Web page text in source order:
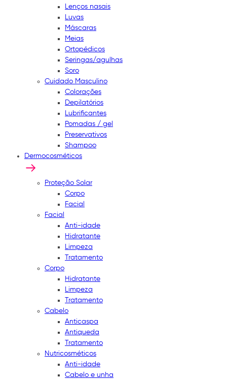
Lenços nasais
Luvas
Máscaras
Meias
Ortopédicos
Seringas/agulhas
Soro
Cuidado Masculino
Colorações
Depilatórios
Lubrificantes
Pomadas / gel
Preservativos
Shampoo
Dermocosméticos
Proteção Solar
Corpo
Facial
Facial
Anti-idade
Hidratante
Limpeza
Tratamento
Corpo
Hidratante
Limpeza
Tratamento
Cabelo
Anticaspa
Antiqueda
Tratamento
Nutricosméticos
Anti-idade
Cabelo e unha